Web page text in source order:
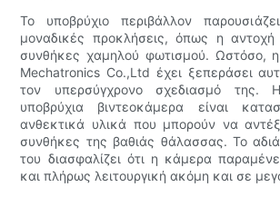
Το υποβρύχιο περιβάλλον
μοναδικές προκλήσεις, όπως η
συνθήκες χαμηλού φωτισμού. Ωστόσο,
Mechatronics Co.,Ltd έχει ξεπεράσει
τον υπερσύγχρονο σχεδιασμό της. Η
υποβρύχια βιντεοκάμερα είναι
ανθεκτικά υλικά που μπορούν να
συνθήκες της βαθιάς θάλασσας. Το
του διασφαλίζει ότι η κάμερα
και πλήρως λειτουργική ακόμη και σε